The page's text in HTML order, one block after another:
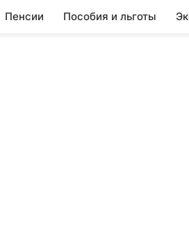
Пенсии Пособия и льготы